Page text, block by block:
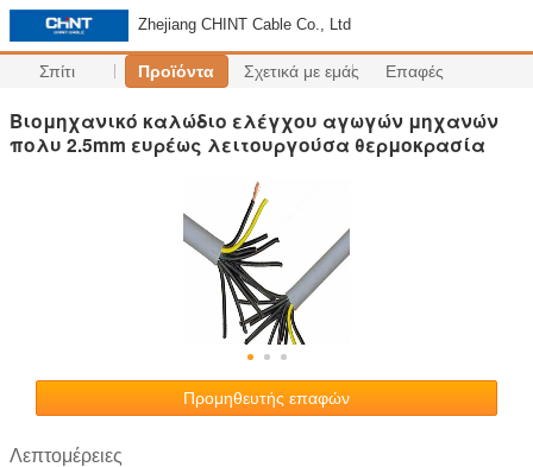
Zhejiang CHINT Cable Co., Ltd
Σπίτι Προϊόντα Σχετικά με εμάς Επαφές
Βιομηχανικό καλώδιο ελέγχου αγωγών μηχανών
πολυ 2.5mm ευρέως λειτουργούσα θερμοκρασία
Προμηθευτής επαφών
Λεπτομέρειες